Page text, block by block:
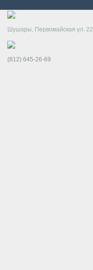
Шушары, Первомайская ул. 22
(812) 645-26-69